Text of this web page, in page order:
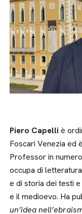
Piero Capelli è
Foscari Venezia ed
Professor in
occupa di
e di storia dei testi e
e il medioevo. Ha
un’idea